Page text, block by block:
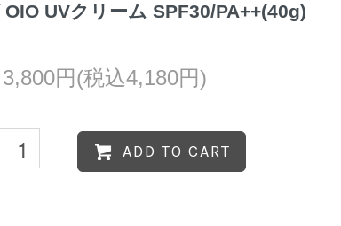
UVクリーム SPF30/PA++(40g)
3,800円(税込4,180円)
ADD TO CART